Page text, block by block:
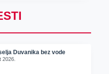
Duvanika bez vode
2026.